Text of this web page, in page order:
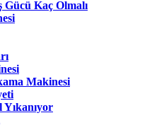
Gücü Kaç Olmalı
Makinesi
Yıkanıyor